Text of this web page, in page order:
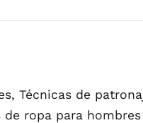
Técnicas de
ropa para